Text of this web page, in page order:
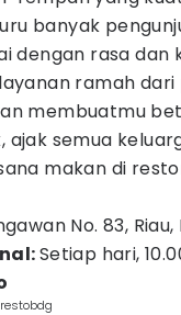
banyak
dengan rasa dan
ramah dari
membuatmu
ajak semua
makan di
No. 83,
Setiap hari,